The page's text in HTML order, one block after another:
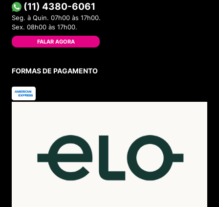
(11) 4380-6061
Seg. à Quin. 07h00 às 17h00.
Sex. 08h00 às 17h00.
FALAR AGORA
FORMAS DE PAGAMENTO